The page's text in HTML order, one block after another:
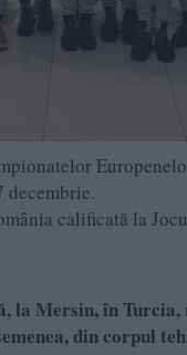
decembrie.
calificată la
la Mersin,în Turcia,
din corpul